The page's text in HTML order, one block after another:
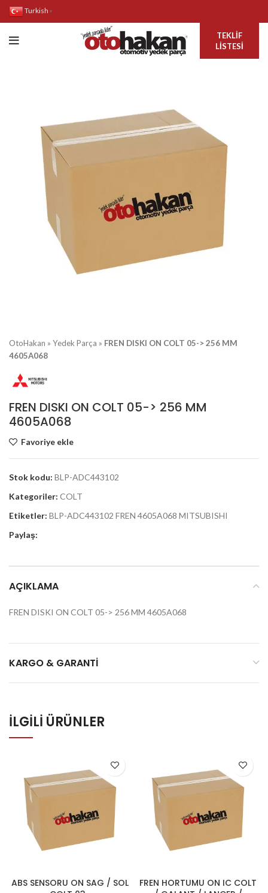
Turkish ▼
TEKLIF
LISTESI
OtoHakan » Yedek Parça » FREN DISKI ON COLT 05-> 256 MM
4605A068
FREN DISKI ON COLT 05-> 256 MM
4605A068
Favoriye ekle
Stok kodu: BLP-ADC443102
Kategoriler: COLT
Etiketler: BLP-ADC443102 FREN 4605A068 MITSUBISHI
Paylaş:
AÇIKLAMA
FREN DISKI ON COLT 05-> 256 MM 4605A068
KARGO & GARANTI
İLGILI ÜRÜNLER
ABS SENSORU ON SAG / SOL
FREN HORTUMU ON IC COLT